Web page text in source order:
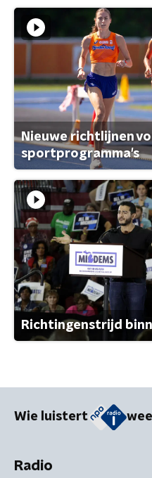
Nieuwe richtlijnen
sportprogramma's
Richtingenstrijd
Wie luistert
Radio